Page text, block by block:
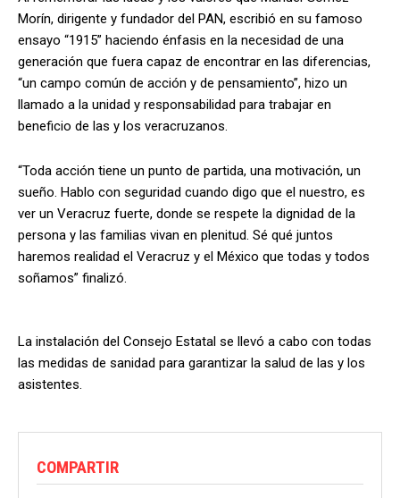
Morín, dirigente y fundador del PAN, escribió en su famoso
ensayo “1915” haciendo énfasis en la necesidad de una
generación que fuera capaz de encontrar en las diferencias,
“un campo común de acción y de pensamiento”, hizo un
llamado a la unidad y responsabilidad para trabajar en
beneficio de las y los veracruzanos.
“Toda acción tiene un punto de partida, una motivación, un
sueño. Hablo con seguridad cuando digo que el nuestro, es
ver un Veracruz fuerte, donde se respete la dignidad de la
persona y las familias vivan en plenitud. Sé qué juntos
haremos realidad el Veracruz y el México que todas y todos
soñamos” finalizó.
La instalación del Consejo Estatal se llevó a cabo con todas
las medidas de sanidad para garantizar la salud de las y los
asistentes.
COMPARTIR